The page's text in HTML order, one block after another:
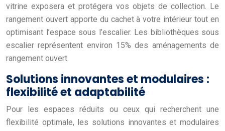
vitrine exposera et protégera vos objets de collection. Le
rangement ouvert apporte du cachet à votre intérieur tout en
optimisant l’espace sous l’escalier. Les bibliothèques sous
escalier représentent environ 15% des aménagements de
rangement ouvert.
Solutions innovantes et modulaires :
flexibilité et adaptabilité
Pour les espaces réduits ou ceux qui recherchent une
flexibilité optimale, les solutions innovantes et modulaires